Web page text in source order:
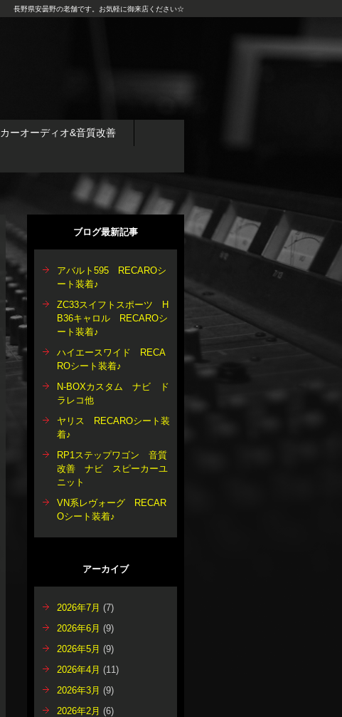
長野県安曇野の老舗です。お気軽に御来店ください☆
カーオーディオ&音質改善
ブログ最新記事
アバルト595 RECAROシ
ート装着♪
ZC33スイフトスポーツ H
B36キャロル RECAROシ
ート装着♪
ハイエースワイド RECA
ROシート装着♪
N-BOXカスタム ナビ ド
ラレコ他
ヤリス RECAROシート装
着♪
RP1ステップワゴン 音質
改善 ナビ スピーカーユ
ニット
VN系レヴォーグ RECAR
Oシート装着♪
アーカイブ
2026年7月 (7)
2026年6月 (9)
2026年5月 (9)
2026年4月 (11)
2026年3月 (9)
2026年2月 (6)